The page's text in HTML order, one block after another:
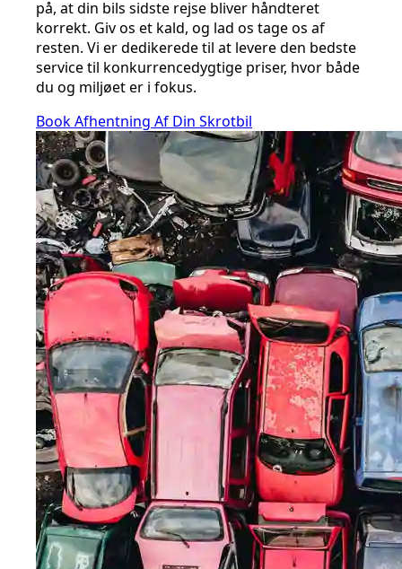
på, at din bils sidste rejse bliver håndteret
korrekt. Giv os et kald, og lad os tage os af
resten. Vi er dedikerede til at levere den bedste
service til konkurrencedygtige priser, hvor både
du og miljøet er i fokus.
Book Afhentning Af Din Skrotbil